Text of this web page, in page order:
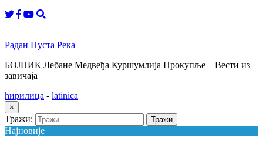
Радан Пуста Река
БОЈНИК Лебане Медвеђа Куршумлија Прокупље – Вести из
завичаја
ћирилица - latinica
×
Тражи:
Најновије